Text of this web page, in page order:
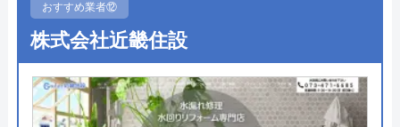
運営会社
代表者 桑原亮
創業・設立 平成18年4月設立
●定休日
●出張見積もり 出張・見積無料
●支払い方法
現金・銀行振込・クレジットカー
ド・コンビニ払い
おすすめ業者⑫
株式会社近畿住設